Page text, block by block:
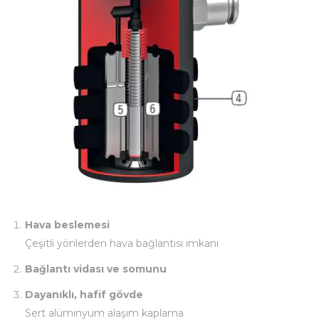
Hava beslemesi
Çeşitli yönlerden hava bağlantısı imkanı
Bağlantı vidası ve somunu
Dayanıklı, hafif gövde
Sert alüminyum alaşım kaplama